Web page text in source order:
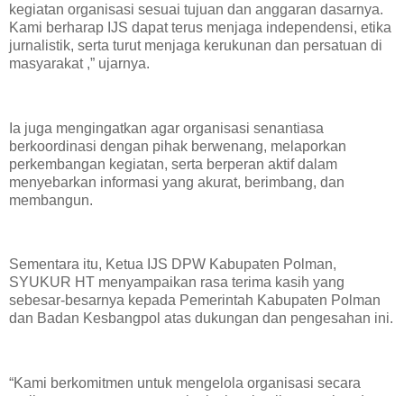
kegiatan organisasi sesuai tujuan dan anggaran dasarnya.
Kami berharap IJS dapat terus menjaga independensi, etika
jurnalistik, serta turut menjaga kerukunan dan persatuan di
masyarakat ,” ujarnya.
Ia juga mengingatkan agar organisasi senantiasa
berkoordinasi dengan pihak berwenang, melaporkan
perkembangan kegiatan, serta berperan aktif dalam
menyebarkan informasi yang akurat, berimbang, dan
membangun.
Sementara itu, Ketua IJS DPW Kabupaten Polman,
SYUKUR HT menyampaikan rasa terima kasih yang
sebesar-besarnya kepada Pemerintah Kabupaten Polman
dan Badan Kesbangpol atas dukungan dan pengesahan ini.
“Kami berkomitmen untuk mengelola organisasi secara